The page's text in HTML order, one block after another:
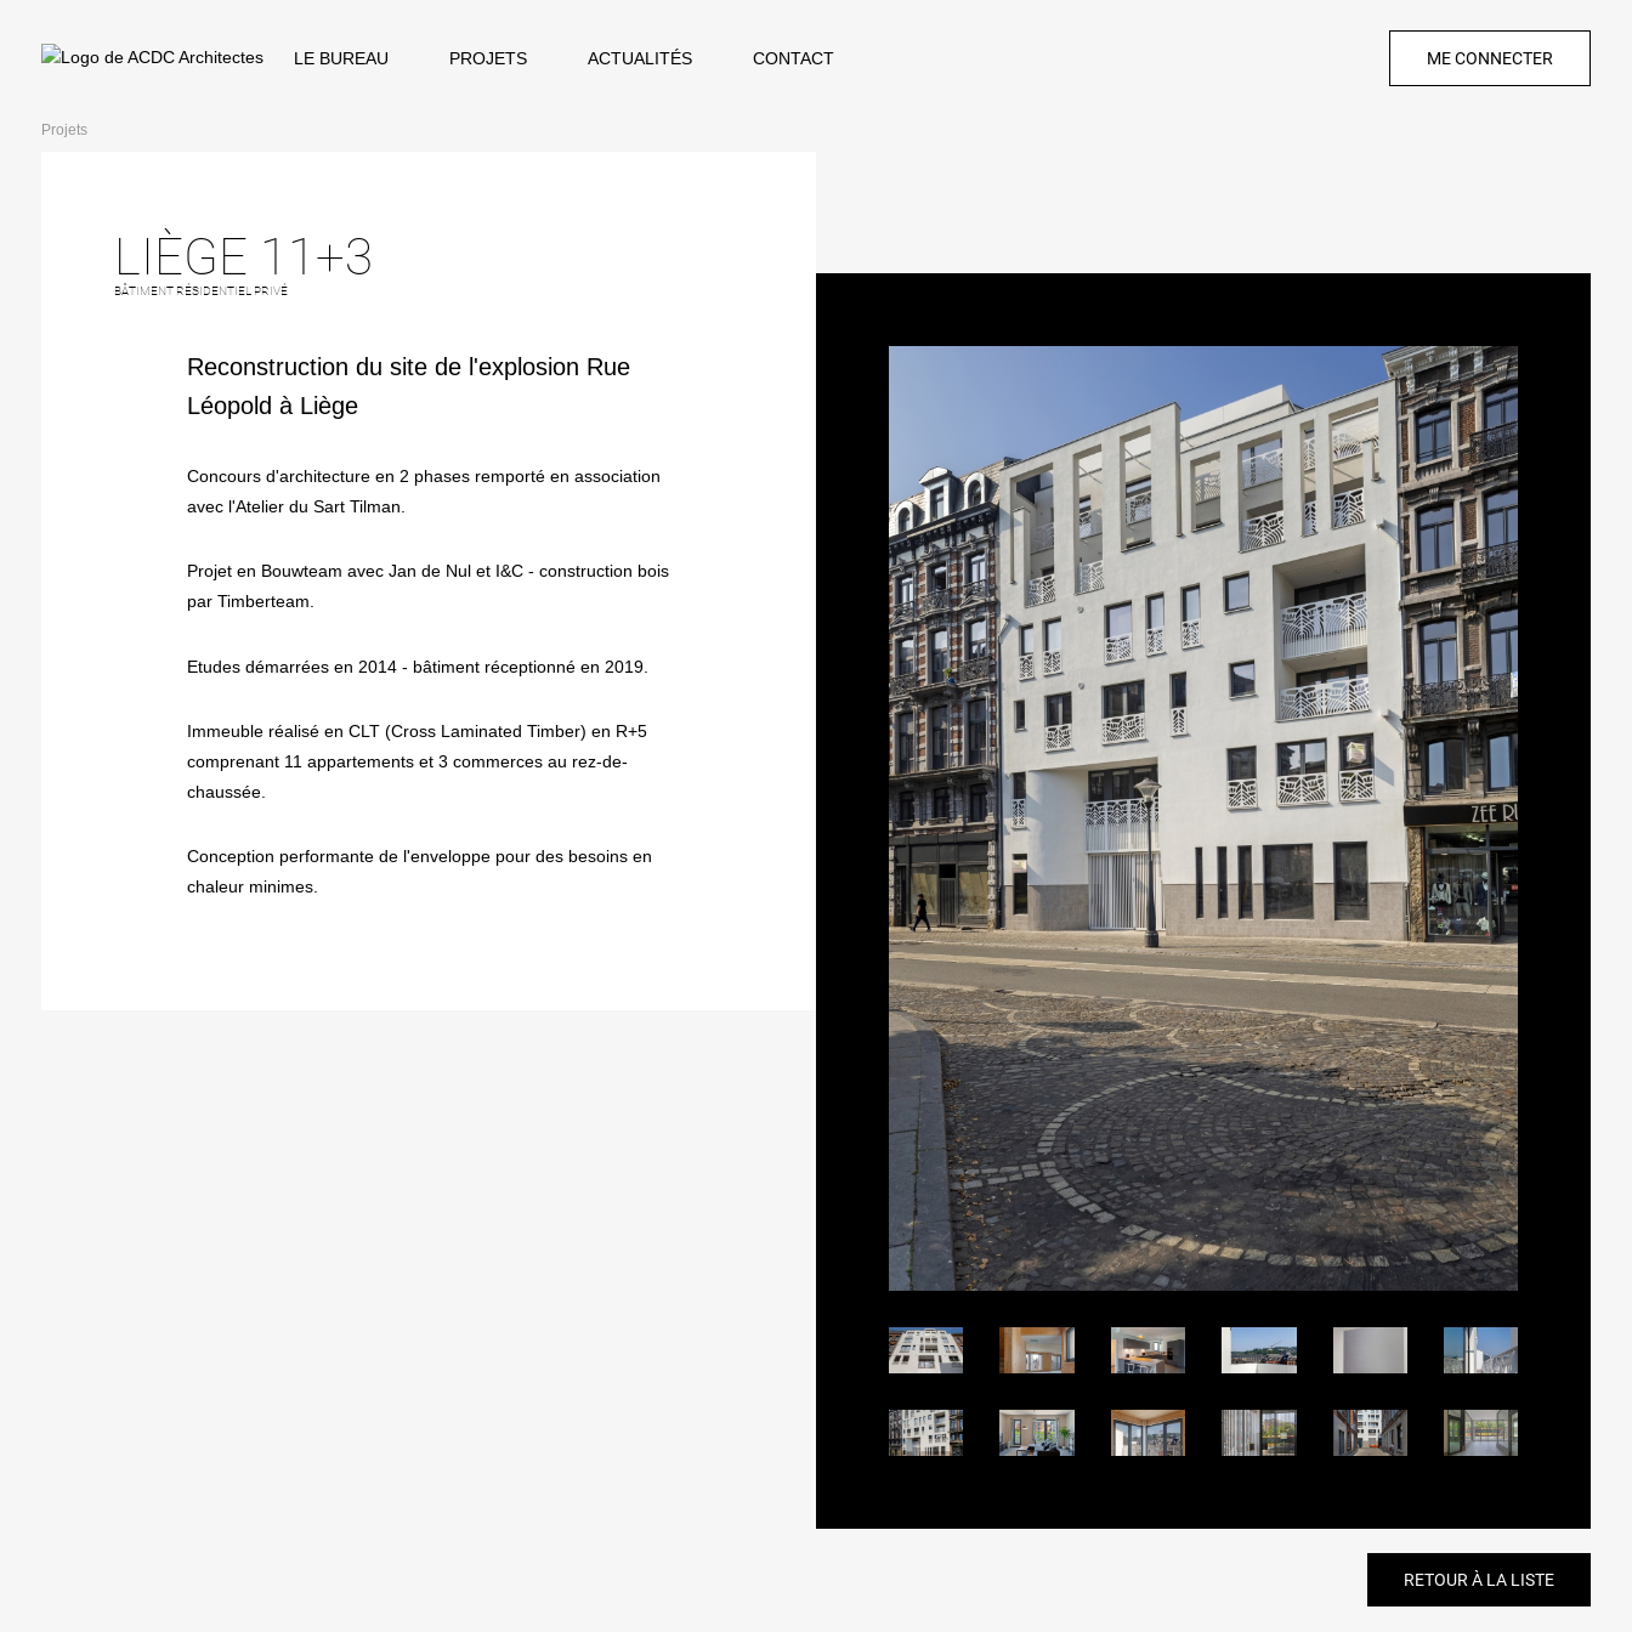
LE BUREAU PROJETS ACTUALITÉS CONTACT ME CONNECTER
Projets
LIÈGE 11+3
BÂTIMENT RÉSIDENTIEL PRIVÉ
Reconstruction du site de l'explosion Rue
Léopold à Liège
Concours d'architecture en 2 phases remporté en association
avec l'Atelier du Sart Tilman.
Projet en Bouwteam avec Jan de Nul et I&C - construction bois
par Timberteam.
Etudes démarrées en 2014 - bâtiment réceptionné en 2019.
Immeuble réalisé en CLT (Cross Laminated Timber) en R+5
comprenant 11 appartements et 3 commerces au rez-de-
chaussée.
Conception performante de l'enveloppe pour des besoins en
chaleur minimes.
RETOUR À LA LISTE